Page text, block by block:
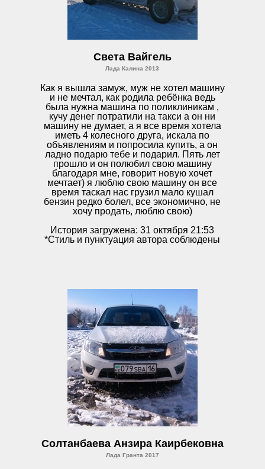
Света Вайгель
Лада Калина 2013
Как я вышла замуж, муж не хотел машину
и не мечтал, как родила ребёнка ведь
была нужна машина по поликлиникам ,
кучу денег потратили на такси а он ни
машину не думает, а я все время хотела
иметь 4 колесного друга, искала по
объявлениям и попросила купить, а он
ладно подарю тебе и подарил. Пять лет
прошло и он полюбил свою машину
благодаря мне, говорит новую хочет
мечтает) я люблю свою машину он все
время таскал нас грузил мало кушал
бензин редко болел, все экономично, не
хочу продать, люблю свою)
История загружена: 31 октября 21:53
*Стиль и пунктуация автора соблюдены
Солтанбаева Анзира Каирбековна
Лада Гранта 2017